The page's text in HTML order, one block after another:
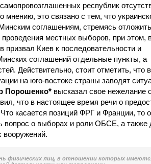
республик
мнению, это связано с тем, что
соглашениям, стремясь
местных выборов, при этом,
призвал Киев к последовательности и
соглашений отдельные пункты, а
Действительно, стоит отметить, что
на юго-востоке страны заводят
Порошенко*высказал свое нежелание
что в настоящее время речи о
касается позиций ФРГ и Франции, то
вопрос о выборах и роли ОБСЕ, а также
вооружений.
физических лиц, в отношении которых